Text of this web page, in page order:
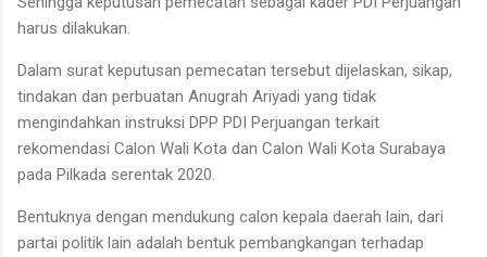
harus dilakukan.
Dalam surat keputusan pemecatan tersebut dijelaskan, sikap,
tindakan dan perbuatan Anugrah Ariyadi yang tidak
mengindahkan instruksi DPP PDI Perjuangan terkait
rekomendasi Calon Wali Kota dan Calon Wali Kota Surabaya
pada Pilkada serentak 2020.
Bentuknya dengan mendukung calon kepala daerah lain, dari
partai politik lain adalah bentuk pembangkangan terhadap